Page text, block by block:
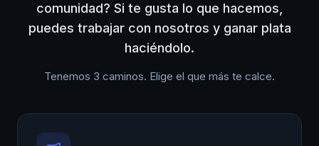
comunidad? Si te gusta lo que hacemos,
puedes trabajar con nosotros y ganar plata
haciéndolo.
Tenemos 3 caminos. Elige el que más te calce.